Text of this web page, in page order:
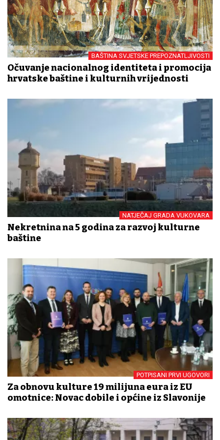
BAŠTINA SVJETSKE PREPOZNATLJIVOSTI
Očuvanje nacionalnog identiteta i promocija
hrvatske baštine i kulturnih vrijednosti
NATJEČAJ GRADA VUKOVARA
Nekretnina na 5 godina za razvoj kulturne
baštine
POTPISANI PRVI UGOVORI
Za obnovu kulture 19 milijuna eura iz EU
omotnice: Novac dobile i općine iz Slavonije